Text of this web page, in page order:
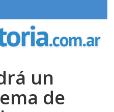
un
de